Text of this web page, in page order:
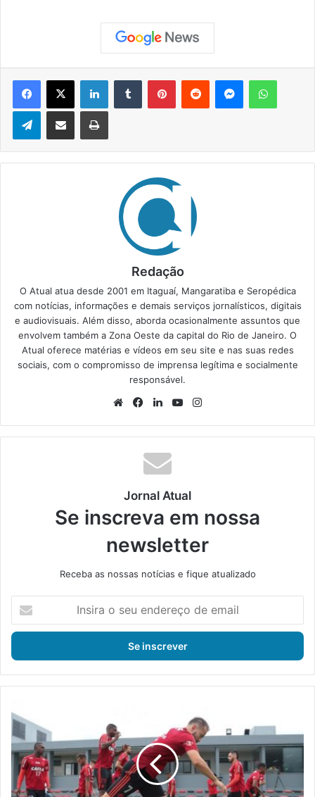
Telegram
Redação
O Atual atua desde 2001 em Itaguaí, Mangaratiba e Seropédica
com notícias, informações e demais serviços jornalísticos, digitais
e audiovisuais. Além disso, aborda ocasionalmente assuntos que
envolvem também a Zona Oeste da capital do Rio de Janeiro. O
Atual oferece matérias e vídeos em seu site e nas suas redes
sociais, com o compromisso de imprensa legítima e socialmente
responsável.
We
te
Fa
bo
ok
Lin
din
Yo
ub
ra
Jornal Atual
Se inscreva em nossa
newsletter
Receba as nossas notícias e fique atualizado
s
r
a
e
u
e
n
d
v
e
r
t
o